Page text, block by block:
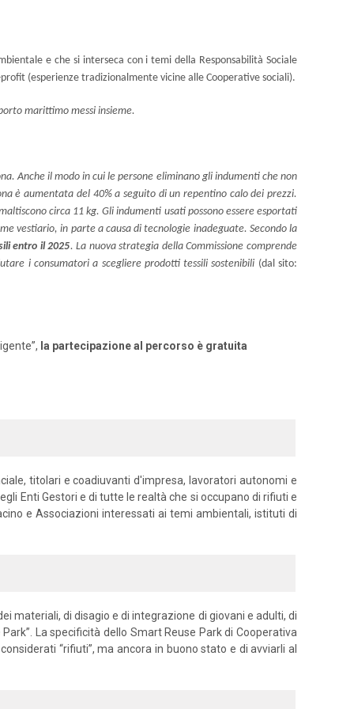
e che si interseca con i temi della Responsabilità Sociale
(esperienze tradizionalmente vicine alle Cooperative sociali).
marittimo messi insieme.
Anche il modo in cui le persone eliminano gli indumenti che non
è aumentata del 40% a seguito di un repentino calo dei prezzi.
circa 11 kg. Gli indumenti usati possono essere esportati
vestiario, in parte a causa di tecnologie inadeguate. Secondo la
entro il 2025. La nuova strategia della Commissione comprende
i consumatori a scegliere prodotti tessili sostenibili (dal sito:
la partecipazione al percorso è gratuita
titolari e coadiuvanti d'impresa, lavoratori autonomi e
Enti Gestori e di tutte le realtà che si occupano di rifiuti e
e Associazioni interessati ai temi ambientali, istituti di
materiali, di disagio e di integrazione di giovani e adulti, di
La specificità dello Smart Reuse Park di Cooperativa
“rifiuti”, ma ancora in buono stato e di avviarli al